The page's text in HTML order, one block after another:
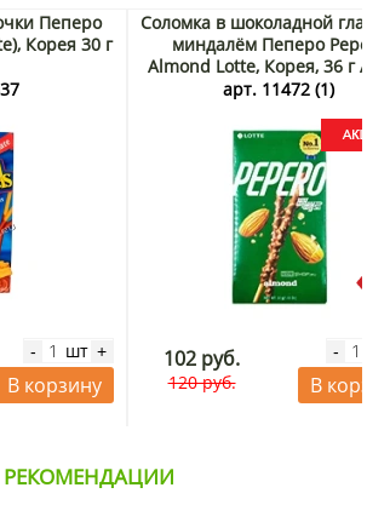
Пеперо
Корея 30 г
- шт +
В корзину
Соломка в шоколадной
миндалём Пеперо
Almond Lotte, Корея, 36 г
арт. 11472 (1)
102 руб.
120 руб.
-
В